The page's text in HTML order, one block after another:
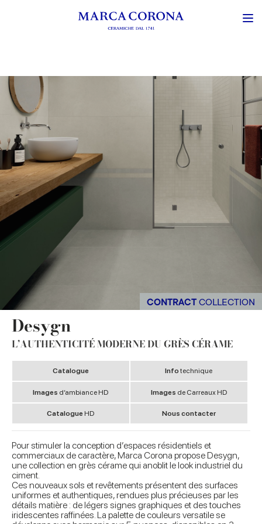
CONTRACT COLLECTION
Desygn
L’AUTHENTICITÉ MODERNE DU GRÈS CÉRAME
Catalogue Infotechnique
Images d’ambiance HD Images de Carreaux HD
Catalogue HD Nous contacter
Pour stimuler la conception d’espaces résidentiels et
commerciaux de caractère, Marca Corona propose Desygn,
une collection en grès cérame qui anoblit le look industriel du
ciment.
Ces nouveaux sols et revêtements présentent des surfaces
uniformes et authentiques, rendues plus précieuses par les
détails matière : de légers signes graphiques et des touches
iridescentes raffinées. La palette de couleurs versatile se